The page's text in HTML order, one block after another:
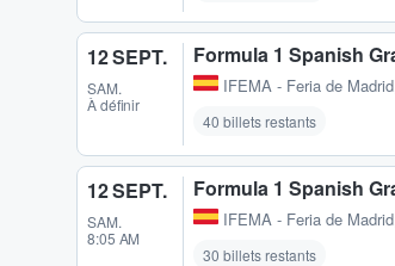
12 SEPT.
SAM.
À définir
Formula 1 Spanish
IFEMA - Feria de Madrid
40 billets restants
12 SEPT.
SAM.
8:05 AM
Formula 1 Spanish
IFEMA - Feria de Madrid
30 billets restants